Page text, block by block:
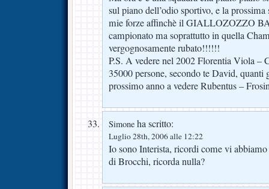
sul piano dell’odio sportivo, e la
mie forze affinchè il GIALLOZOZZO
campionato ma soprattutto in quella
vergognosamente rubato!!!!!!
P.S. A vedere nel 2002 Florentia Viola –
35000 persone, secondo te David, quanti
prossimo anno a vedere Rubentus –
Simone ha scritto:
Luglio 28th, 2006 alle 12:22
Io sono Interista, ricordi come vi
di Brocchi, ricorda nulla?